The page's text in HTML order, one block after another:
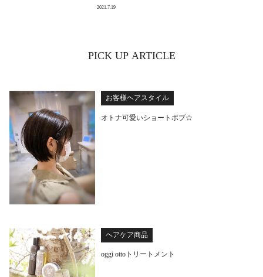
2021.7.19
PICK UP ARTICLE
お客様ヘアスタイル
オトナ可愛いショートボブ☆
ヘアケア商品
oggi ottoトリートメント